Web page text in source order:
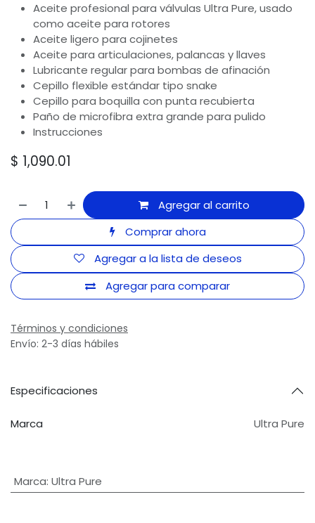
Aceite profesional para válvulas Ultra Pure, usado
como aceite para rotores
Aceite ligero para cojinetes
Aceite para articulaciones, palancas y llaves
Lubricante regular para bombas de afinación
Cepillo flexible estándar tipo snake
Cepillo para boquilla con punta recubierta
Paño de microfibra extra grande para pulido
Instrucciones
$ 1,090.01
Agregar al carrito
Comprar ahora
Agregar para comparar
Agregar a la lista de deseos
Términos y condiciones
Envío: 2-3 días hábiles
Especificaciones
Marca Ultra Pure
Marca: Ultra Pure